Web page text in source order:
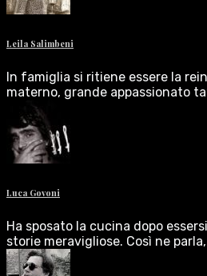
Leila Salimbeni
In famiglia si ritiene essere la
materno, grande appassionato
Luca Govoni
Ha sposato la cucina dopo
storie meravigliose. Così ne